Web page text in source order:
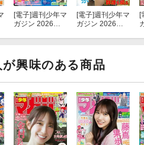
[電子]週刊少年マ
ガジン 2026年3
[電子]週刊少年マ
ガジン 2026年3
[
興味のある商品